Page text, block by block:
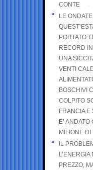
CONTE
LE
PORTATO
RECORD
UNA
VENTI
BOSCHIVI
COLPITO
FRANCIA E
E’
MILIONE
IL
PREZZO,